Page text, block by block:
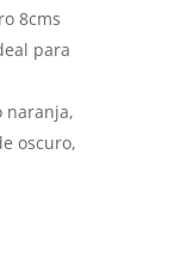
8cms
para
naranja,
oscuro,